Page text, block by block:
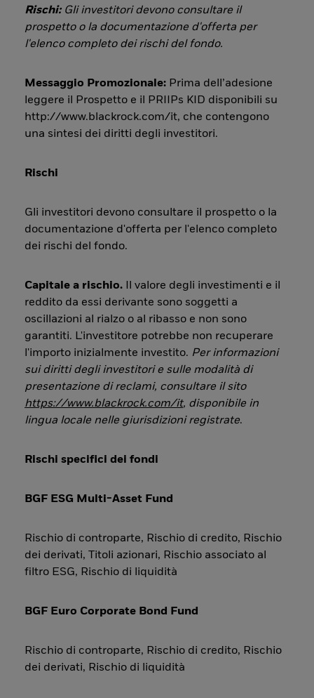
Rischi: Gli investitori devono consultare il
prospetto o la documentazione d'offerta per
l'elenco completo dei rischi del fondo.
Messaggio Promozionale: Prima dell’adesione
leggere il Prospetto e il PRIIPs KID disponibili su
http://www.blackrock.com/it, che contengono
una sintesi dei diritti degli investitori.
Rischi
Gli investitori devono consultare il prospetto o la
documentazione d'offerta per l'elenco completo
dei rischi del fondo.
Capitale a rischio. Il valore degli investimenti e il
reddito da essi derivante sono soggetti a
oscillazioni al rialzo o al ribasso e non sono
garantiti. L'investitore potrebbe non recuperare
l'importo inizialmente investito. Per informazioni
sui diritti degli investitori e sulle modalità di
presentazione di reclami, consultare il sito
https://www.blackrock.com/it, disponibile in
lingua locale nelle giurisdizioni registrate.
Rischi specifici dei fondi
BGF ESG Multi-Asset Fund
Rischio di controparte, Rischio di credito, Rischio
dei derivati, Titoli azionari, Rischio associato al
filtro ESG, Rischio di liquidità
BGF Euro Corporate Bond Fund
Rischio di controparte, Rischio di credito, Rischio
dei derivati, Rischio di liquidità